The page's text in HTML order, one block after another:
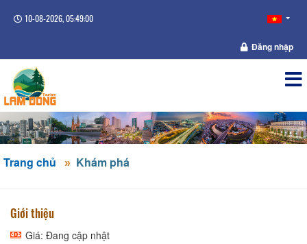
10-08-2026, 05:49:01
Đăng nhập
Trang chủ Khám phá
Giới thiệu
Giá: Đang cập nhật